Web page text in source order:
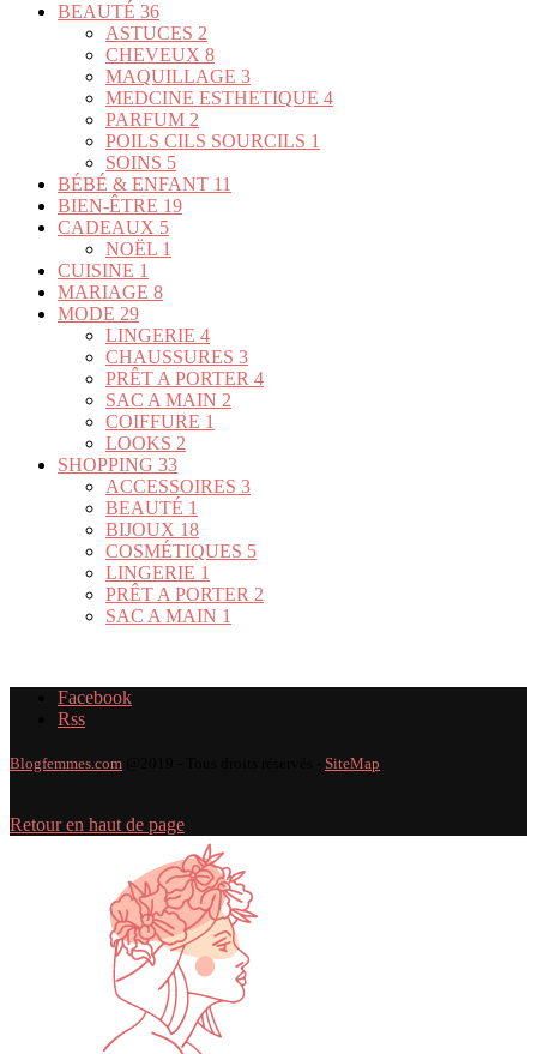
BEAUTÉ 36
ASTUCES 2
CHEVEUX 8
MAQUILLAGE 3
MEDCINE ESTHETIQUE 4
PARFUM 2
POILS CILS SOURCILS 1
SOINS 5
BÉBÉ & ENFANT 11
BIEN-ÊTRE 19
CADEAUX 5
NOËL 1
CUISINE 1
MARIAGE 8
MODE 29
LINGERIE 4
CHAUSSURES 3
PRÊT A PORTER 4
SAC A MAIN 2
COIFFURE 1
LOOKS 2
SHOPPING 33
ACCESSOIRES 3
BEAUTÉ 1
BIJOUX 18
COSMÉTIQUES 5
LINGERIE 1
PRÊT A PORTER 2
SAC A MAIN 1
Facebook
Rss
Blogfemmes.com SiteMap
Retour en haut de page